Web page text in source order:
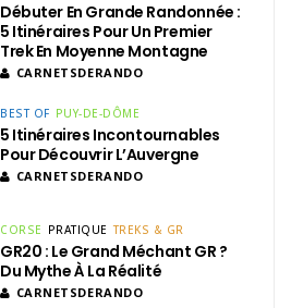
Débuter En Grande Randonnée :
5 Itinéraires Pour Un Premier
Trek En Moyenne Montagne
CARNETSDERANDO
BEST OF PUY-DE-DÔME
5 Itinéraires Incontournables
Pour Découvrir L’Auvergne
CARNETSDERANDO
CORSE PRATIQUE TREKS & GR
GR20 : Le Grand Méchant GR ?
Du Mythe À La Réalité
CARNETSDERANDO